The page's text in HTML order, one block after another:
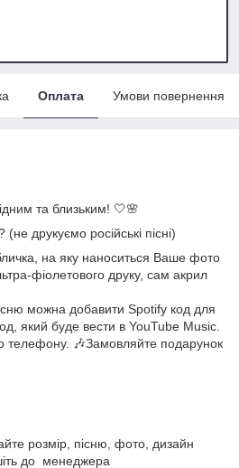
Оплата Умови повернення
та близьким! 🤍🌸
друкуємо російські пісні)
на яку наноситься Ваше фото
фіолетового друку, сам акрил
можна добавити Spotify код для
який буде вести в YouTube Music.
телефону. 🎶Замовляйте подарунок
розмір, пісню, фото, дизайн
до менеджера